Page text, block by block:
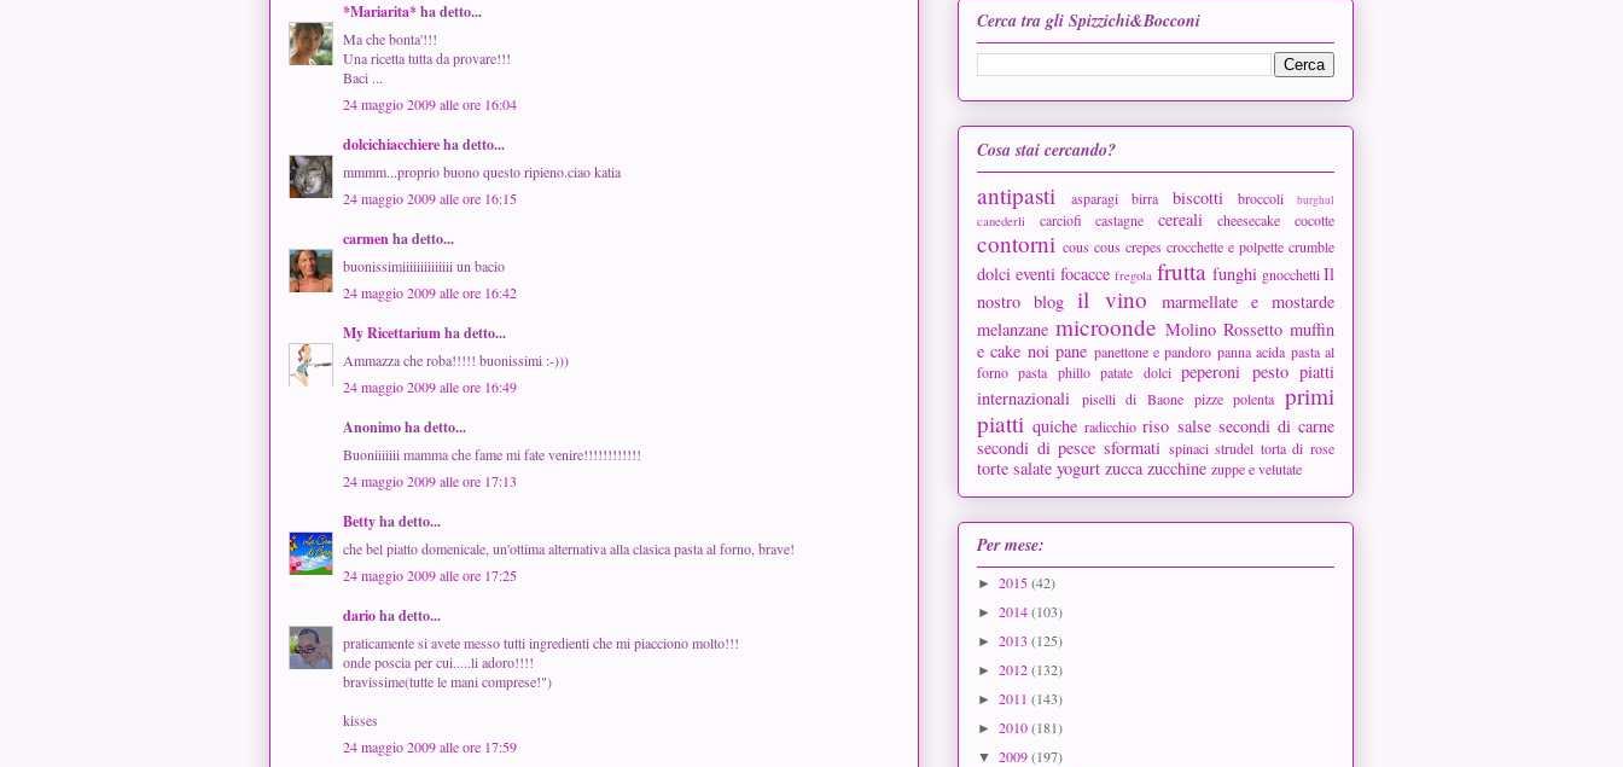
*Mariarita*ha detto...
Ma che bonta'!!!
Una ricetta tutta da provare!!!
Baci ...
24 maggio 2009 alle ore 16:04
dolcichiacchiereha detto...
mmmm...proprio buono questo ripieno.ciao katia
24 maggio 2009 alle ore 16:15
carmenha detto...
buonissimiiiiiiiiiiiiii un bacio
24 maggio 2009 alle ore 16:42
My Ricettariumha detto...
Ammazza che roba!!!!! buonissimi :-)))
24 maggio 2009 alle ore 16:49
Anonimo ha detto...
Buoniiiiiii mamma che fame mi fate venire!!!!!!!!!!!!
24 maggio 2009 alle ore 17:13
Bettyha detto...
che bel piatto domenicale, un'ottima alternativa alla clasica pasta al forno, brave!
24 maggio 2009 alle ore 17:25
darioha detto...
praticamente si avete messo tutti ingredienti che mi piacciono molto!!!
onde poscia per cui.....li adoro!!!!
bravissime(tutte le mani comprese!")
kisses
24 maggio 2009 alle ore 17:59
Cerca tra gli Spizzichi&Bocconi
Cosa stai cercando?
antipasti asparagi birra biscotti broccoli burghul
canederli carciofi castagne cereali cheesecake cocotte
contorni cous cous crepes crocchette e polpette crumble
dolci eventi focacce fregola frutta funghi gnocchettiIl
nostro blog il vino
marmellate e mostarde
melanzane microonde Molino Rossetto muffin
e cake noi pane panettone e pandoro panna acida pasta al
forno pasta phillo patate dolci peperoni pesto piatti
internazionali
piselli di Baone pizze polenta primi
piatti quiche radicchio riso salse secondi di carne
secondi di pesce sformati spinaci strudel torta di rose
torte salate yogurt zucca zucchine zuppe e velutate
Per mese:
► 2015(42)
► 2014(103)
► 2013 (125)
► 2012(132)
► 2011 (143)
► 2010(181)
▼ 2009(197)